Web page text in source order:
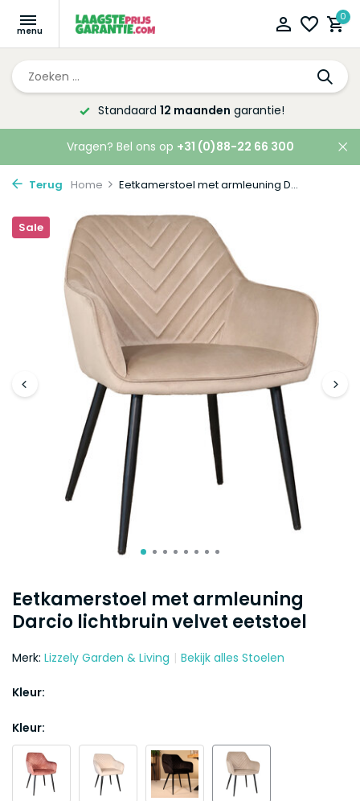
0
Altijd de laagsteprijsgarantie!
Vragen? Bel ons op +31 (0)88-22 66 300
Terug Home Eetkamerstoel met armleuning D...
Eetkamerstoel met armleuning
Darcio lichtbruin velvet eetstoel
Sale
Merk: Lizzely Garden & Living Bekijk alles Stoelen
Kleur:
Kleur: